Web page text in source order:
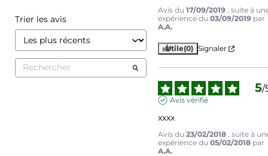
Trier les avis
Avis du17/09/2019 , suite à
expérience du03/09/2019 par
A.A.
Utile(0) Signaler
5/
Avis vérifié
xxxx
Avis du23/02/2018 , suite à
expérience du05/02/2018 par
A.A.